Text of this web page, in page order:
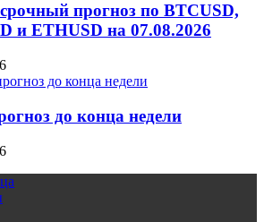
прогноз по BTCUSD,
и ETHUSD на 07.08.2026
до конца недели